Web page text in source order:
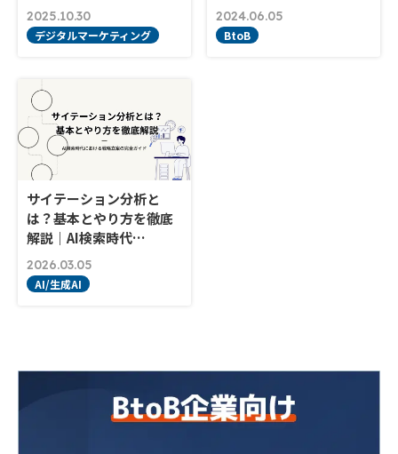
2025.10.30
デジタルマーケティング
2024.06.05
BtoB
サイテーション分析と
は？基本とやり方を徹底
解説｜AI検索時代…
2026.03.05
AI/生成AI